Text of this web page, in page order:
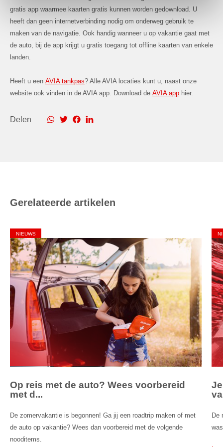
gratis app waarmee kaarten gratis kunnen worden gedownload. U
heeft dan geen internetverbinding nodig om onderweg gebruik te
maken van de navigatie. Ook handig wanneer u op vakantie gaat met
de auto, bij de app krijgt u gratis toegang tot offline kaarten van enkele
landen.
Heeft u een AVIA tankpas? Alle AVIA locaties kunt u, naast onze
website ook vinden in de AVIA app. Download de AVIA app hier.
Delen
Gerelateerde artikelen
NIEUWS
Op reis met de auto? Wees voorbereid
met d...
De zomervakantie is begonnen! Ga jij een roadtrip maken of met
de auto op vakantie? Wees dan voorbereid met de volgende
nooditems.
De